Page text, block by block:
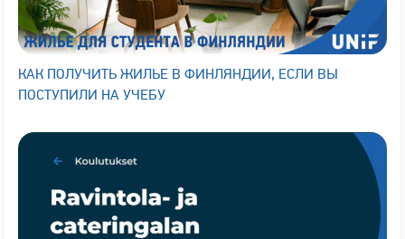
КАК ПОЛУЧИТЬ ЖИЛЬЕ В ФИНЛЯНДИИ, ЕСЛИ ВЫ
ПОСТУПИЛИ НА УЧЕБУ